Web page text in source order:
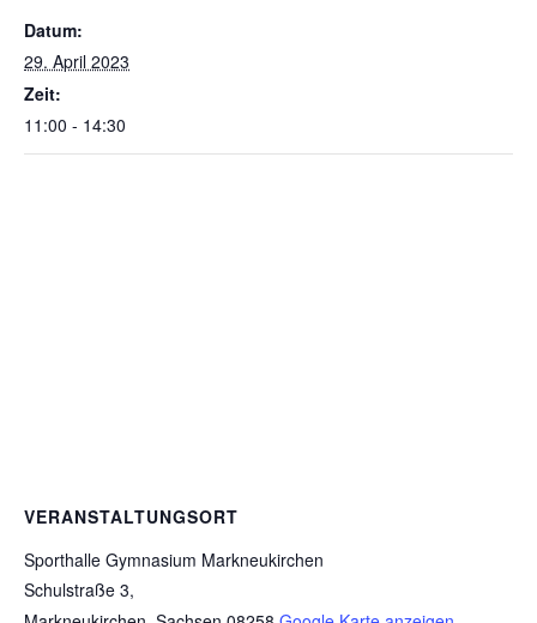
Datum:
29. April 2023
Zeit:
11:00 - 14:30
VERANSTALTUNGSORT
Sporthalle Gymnasium Markneukirchen
Schulstraße 3,